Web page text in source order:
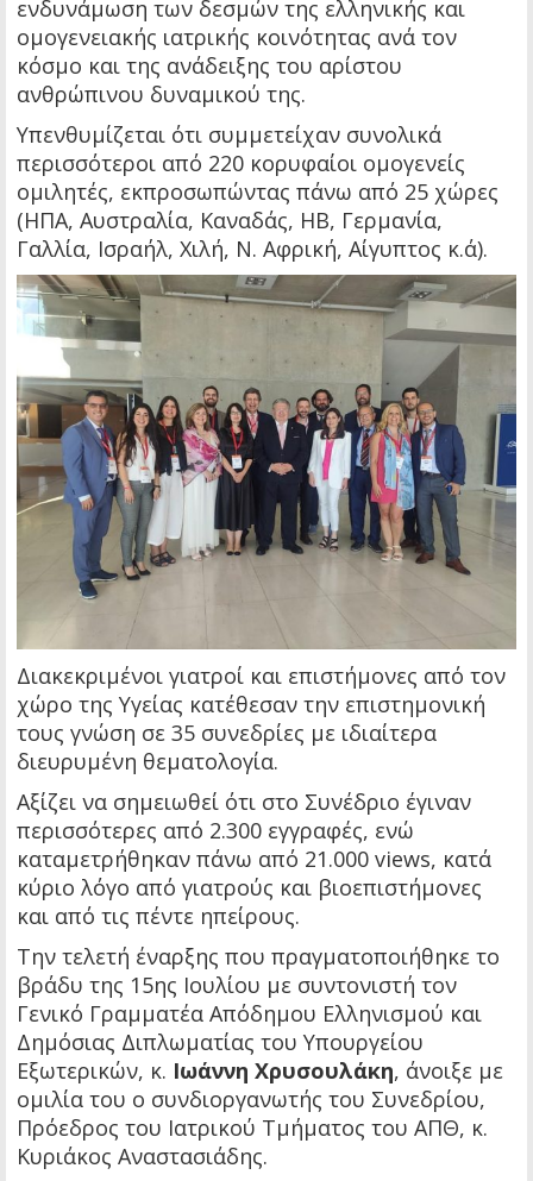
ενδυνάμωση των δεσμών της ελληνικής και
ομογενειακής ιατρικής κοινότητας ανά τον
κόσμο και της ανάδειξης του αρίστου
ανθρώπινου δυναμικού της.
Υπενθυμίζεται ότι συμμετείχαν συνολικά
περισσότεροι από 220 κορυφαίοι ομογενείς
ομιλητές, εκπροσωπώντας πάνω από 25 χώρες
(ΗΠΑ, Αυστραλία, Καναδάς, ΗΒ, Γερμανία,
Γαλλία, Ισραήλ, Χιλή, Ν. Αφρική, Αίγυπτος κ.ά).
Διακεκριμένοι γιατροί και επιστήμονες από τον
χώρο της Υγείας κατέθεσαν την επιστημονική
τους γνώση σε 35 συνεδρίες με ιδιαίτερα
διευρυμένη θεματολογία.
Αξίζει να σημειωθεί ότι στο Συνέδριο έγιναν
περισσότερες από 2.300 εγγραφές, ενώ
καταμετρήθηκαν πάνω από 21.000 views, κατά
κύριο λόγο από γιατρούς και βιοεπιστήμονες
και από τις πέντε ηπείρους.
Την τελετή έναρξης που πραγματοποιήθηκε το
βράδυ της 15ης Ιουλίου με συντονιστή τον
Γενικό Γραμματέα Απόδημου Ελληνισμού και
Δημόσιας Διπλωματίας του Υπουργείου
Εξωτερικών, κ. Ιωάννη Χρυσουλάκη, άνοιξε με
ομιλία του ο συνδιοργανωτής του Συνεδρίου,
Πρόεδρος του Ιατρικού Τμήματος του ΑΠΘ, κ.
Κυριάκος Αναστασιάδης.